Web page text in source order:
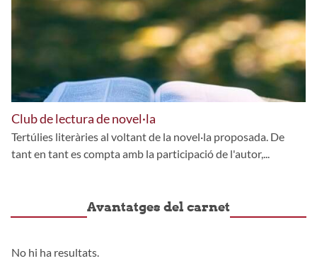
Club de lectura de novel·la
Tertúlies literàries al voltant de la novel·la proposada. De
tant en tant es compta amb la participació de l'autor,...
Avantatges del carnet
No hi ha resultats.